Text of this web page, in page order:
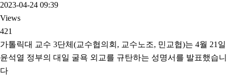
2023-04-24 09:39
Views
421
가톨릭대 교수 3단체(교수협의회, 교수노조, 민교협)는 4월 21일
윤석열 정부의 대일 굴욕 외교를 규탄하는 성명서를 발표했습니
다